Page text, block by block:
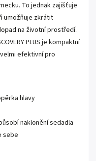
To jednak zajišťuje
umožňuje zkrátit
na životní prostředí.
PLUS je kompaktní
efektivní pro
hlavy
naklonění sedadla
sebe